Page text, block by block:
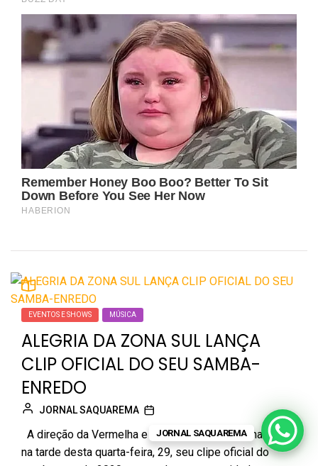
EVENTOS E SHOWS MÚSICA
ALEGRIA DA ZONA SUL LANÇA
CLIP OFICIAL DO SEU SAMBA-
ENREDO
JORNAL SAQUAREMA
A direção da Vermelha e Branca de Copacabana lança
na tarde desta quarta-feira, 29, seu clipe oficial do
JORNAL SAQUAREMA